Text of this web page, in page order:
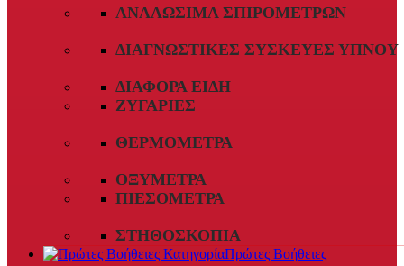
ΑΝΑΛΏΣΙΜΑ ΣΠΙΡΟΜΈΤΡΩΝ
ΔΙΑΓΝΩΣΤΙΚΈΣ ΣΥΣΚΕΥΈΣ ΎΠΝΟΥ
ΔΙΆΦΟΡΑ ΕΊΔΗ
ΖΥΓΑΡΙΈΣ
ΘΕΡΜΌΜΕΤΡΑ
ΟΞΎΜΕΤΡΑ
ΠΙΕΣΌΜΕΤΡΑ
ΣΤΗΘΟΣΚΌΠΙΑ
Πρώτες Βοήθειες